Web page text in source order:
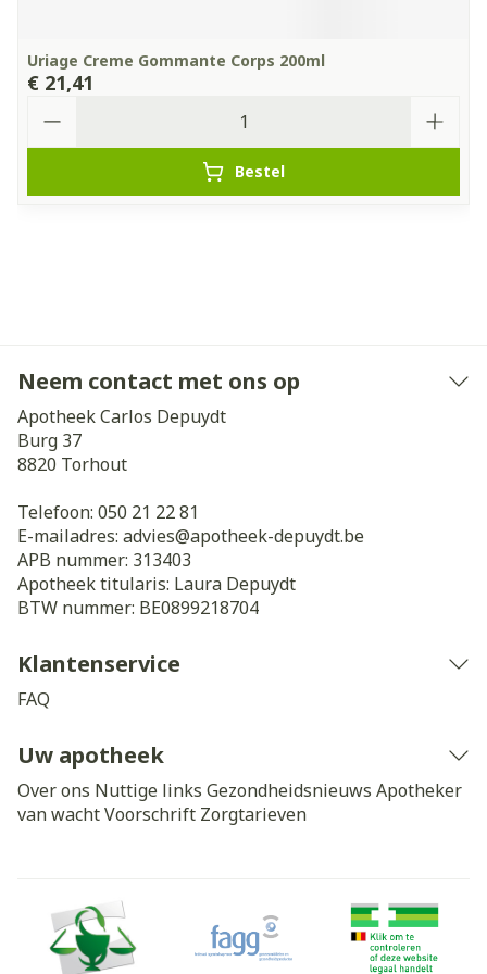
Uriage Creme Gommante Corps 200ml
€ 21,41
Bestel
Neem contact met ons op
Apotheek Carlos Depuydt
Burg 37
8820 Torhout
Telefoon: 050 21 22 81
E-mailadres: advies@apotheek-depuydt.be
APB nummer: 313403
Apotheek titularis: Laura Depuydt
BTW nummer: BE0899218704
Klantenservice
FAQ
Uw apotheek
Over ons Nuttige links Gezondheidsnieuws Apotheker
van wachtVoorschrift Zorgtarieven